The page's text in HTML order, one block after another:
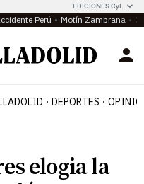
EDICIONES CyL
Perú Motín Zambrana
DEPORTES
elogia la